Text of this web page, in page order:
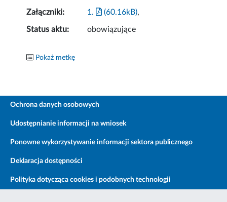
Załączniki: 1. (60.16kB),
Status aktu: obowiązujące
Pokaż metkę
Ochrona danych osobowych
Udostępnianie informacji na wniosek
Ponowne wykorzystywanie informacji sektora publicznego
Deklaracja dostępności
Polityka dotycząca cookies i podobnych technologii